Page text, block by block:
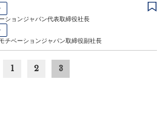
ションジャパン代表取締役社長
チベーションジャパン取締役副社長
1 2 3